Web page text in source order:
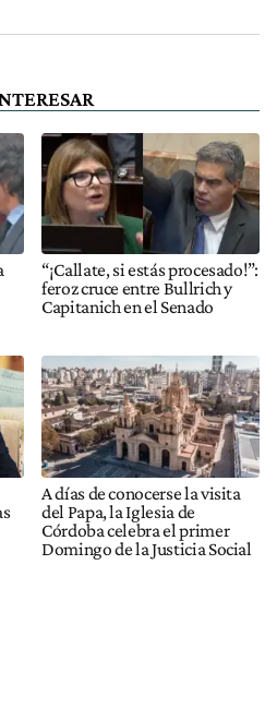
“¡Callate, si estás procesado!”:
feroz cruce entre Bullrich y
Capitanich en el Senado
A días de conocerse la visita
del Papa, la Iglesia de
Córdoba celebra el primer
Domingo de la Justicia Social